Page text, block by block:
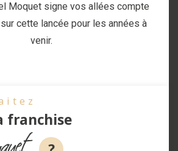
Moquet signe vos allées compte
cette lancée pour les années à
venir.
franchise